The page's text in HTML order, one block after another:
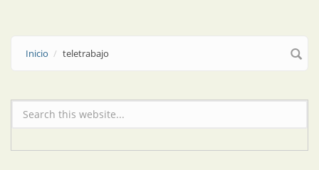
Inicio teletrabajo
Formulario de búsqueda